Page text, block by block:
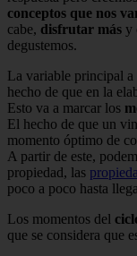
conceptos que nos
cabe, disfrutar más y
degustemos.
La variable principal a
hecho de que en la
Esto va a marcar los
El hecho de que un
momento óptimo de
A partir de este,
propiedad, las
poco a poco hasta
Los momentos del
que se considera que